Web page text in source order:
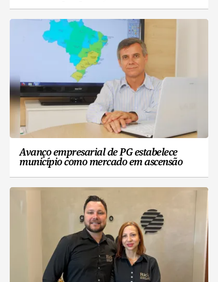
Avanço empresarial de PG estabelece
município como mercado em ascensão